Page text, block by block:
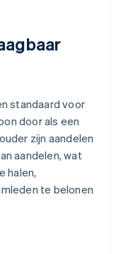
standaard voor
door als een
zijn aandelen
aandelen, wat
halen,
te belonen